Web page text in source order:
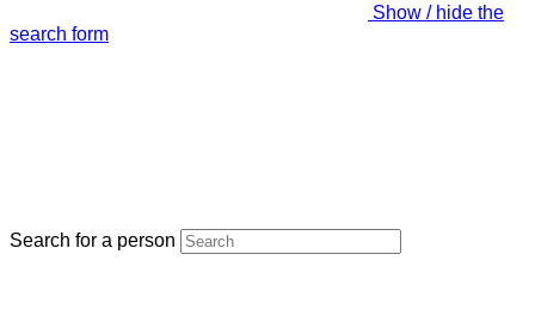
Show / hide the
search form
Search for a person